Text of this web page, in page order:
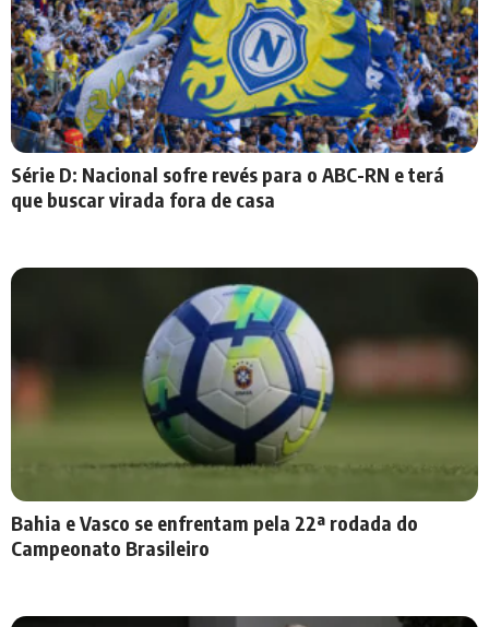
Série D: Nacional sofre revés para o ABC-RN e terá
que buscar virada fora de casa
Bahia e Vasco se enfrentam pela 22ª rodada do
Campeonato Brasileiro